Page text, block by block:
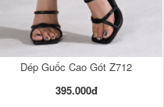
Dép Guốc Cao Gót Z712
395.000đ